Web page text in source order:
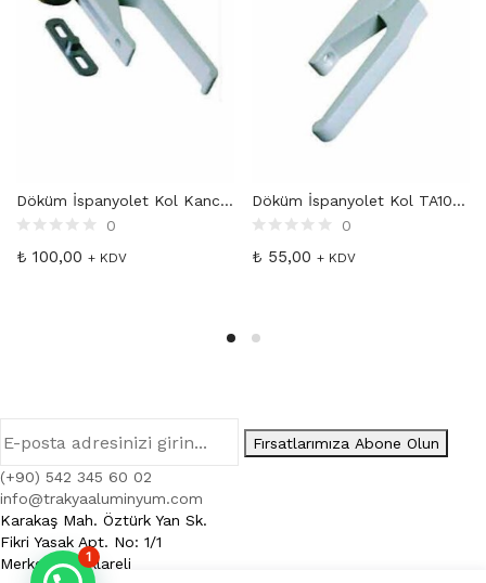
Döküm İspanyolet Kol Kancalı Oval TA1005
0
₺ 100,00 + KDV
Döküm İspanyolet Kol TA1002
0
₺ 55,00 + KDV
Fırsatlarımıza Abone Olun
(+90) 542 345 60 02
info@trakyaaluminyum.com
Karakaş Mah. Öztürk Yan Sk.
Fikri Yasak Apt. No: 1/1
Merkez / Kırklareli
1